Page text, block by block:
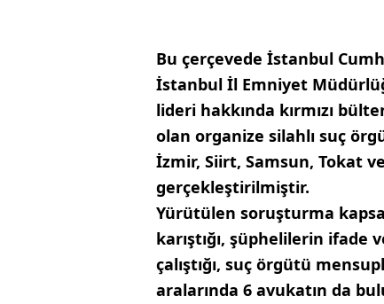
Bu çerçevede İstanbul
İstanbul İl Emniyet
lideri hakkında kırmızı
olan organize silahlı suç
İzmir, Siirt, Samsun, Tokat
gerçekleştirilmiştir.
Yürütülen soruşturma
karıştığı, şüphelilerin
çalıştığı, suç örgütü
aralarında 6 avukatın da